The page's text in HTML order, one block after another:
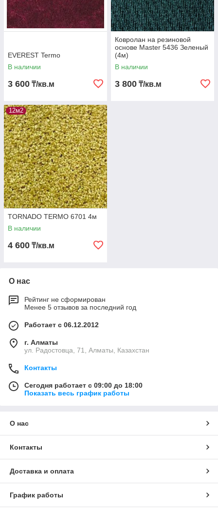
EVEREST Termo
В наличии
3 600 ₸/кв.м
Ковролан на резиновой
основе Master 5436 Зеленый
(4м)
В наличии
3 800 ₸/кв.м
12м2
TORNADO TERMO 6701 4м
В наличии
4 600 ₸/кв.м
О нас
Рейтинг не сформирован
Менее 5 отзывов за последний год
Работает с 06.12.2012
г. Алматы
ул. Радостовца, 71, Алматы, Казахстан
Контакты
Сегодня работает с 09:00 до 18:00
Показать весь график работы
О нас
Контакты
Доставка и оплата
График работы